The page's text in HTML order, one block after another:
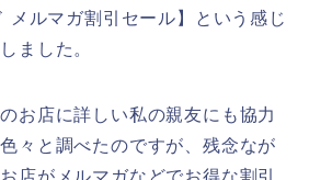
メルマガ割引セール】という感じ
ました。
お店に詳しい私の親友にも協力
々と調べたのですが、残念なが
店がメルマガなどでお得な割引